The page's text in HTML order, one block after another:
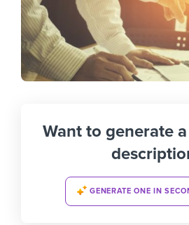
Want to generate
GENERATE ONE IN